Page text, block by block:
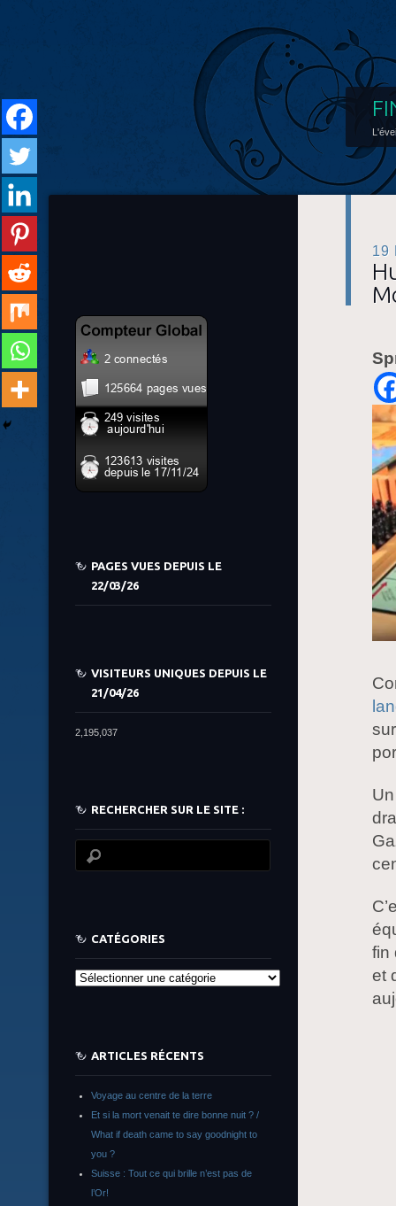
19
fin
et
PAGES VUES DEPUIS LE
22/03/26
VISITEURS UNIQUES DEPUIS LE
21/04/26
2,195,037
RECHERCHER SUR LE SITE :
CATÉGORIES
Catégories
ARTICLES RÉCENTS
Voyage au centre de la terre
Et si la mort venait te dire bonne nuit ? /
What if death came to say goodnight to
you ?
Suisse : Tout ce qui brille n’est pas de
l’Or!